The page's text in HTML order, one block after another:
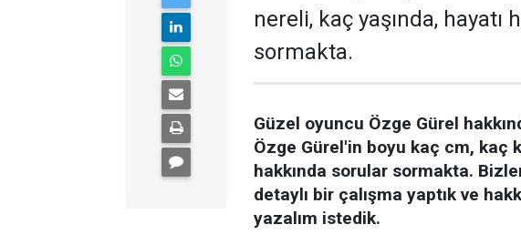
nereli, kaç yaşında, hayatı
sormakta.
Güzel oyuncu Özge Gürel
Özge Gürel'in boyu kaç cm, kaç
hakkında sorular sormakta.
detaylı bir çalışma yaptık ve
yazalım istedik.